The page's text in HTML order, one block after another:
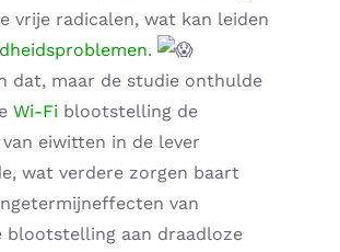
vrije radicalen, wat kan leiden
.
dat, maar de studie onthulde
Wi-Fi blootstelling de
eiwitten in de lever
wat verdere zorgen baart
van
blootstelling aan draadloze